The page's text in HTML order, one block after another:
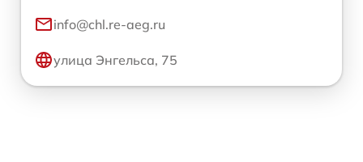
info@chl.re-aeg.ru
улица Энгельса, 75